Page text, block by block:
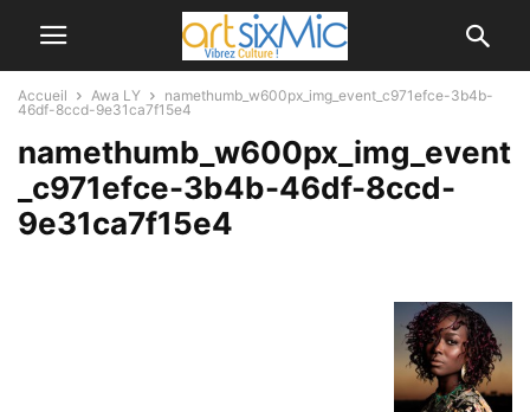
Accueil Awa LY
namethumb_w600px_img_event_c971efce-3b4b-
46df-8ccd-9e31ca7f15e4
namethumb_w600px_img_event
_c971efce-3b4b-46df-8ccd-
9e31ca7f15e4